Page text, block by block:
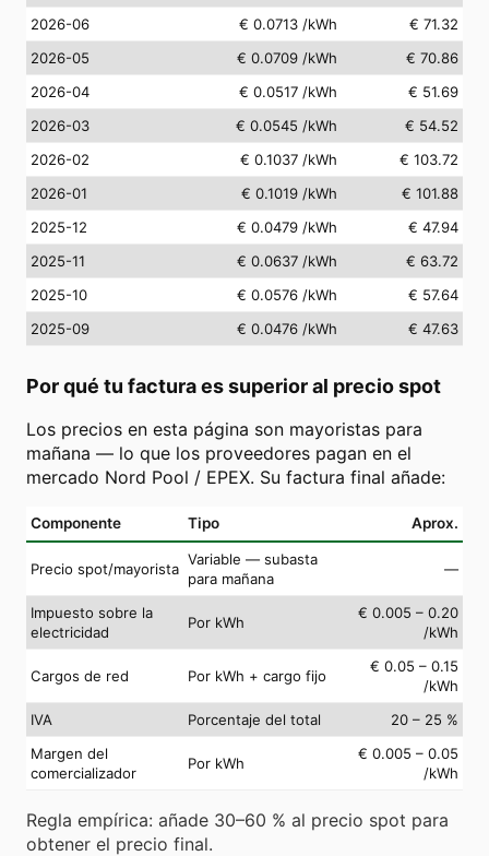
2026-06
€ 0.0713 /kWh
€ 71.32
2026-05
€ 0.0709 /kWh
€ 70.86
2026-04
€ 0.0517 /kWh
€ 51.69
2026-03
€ 0.0545 /kWh
€ 54.52
2026-02
€ 0.1037 /kWh
€ 103.72
2026-01
€ 0.1019 /kWh
€ 101.88
2025-12
€ 0.0479 /kWh
€ 47.94
2025-11
€ 0.0637 /kWh
€ 63.72
2025-10
€ 0.0576 /kWh
€ 57.64
2025-09
€ 0.0476 /kWh € 47.63
Por qué tu factura es superior al precio spot
Los precios en esta página son mayoristas para
mañana — lo que los proveedores pagan en el
mercado Nord Pool / EPEX. Su factura final añade:
Componente Tipo Aprox.
Precio spot/mayorista
Variable — subasta
para mañana
—
Impuesto sobre la
electricidad
Por kWh
€ 0.005 – 0.20
/kWh
Cargos de red Por kWh + cargo fijo
€ 0.05 – 0.15
/kWh
IVA
Porcentaje del total
20 – 25 %
Margen del
comercializador
Por kWh
€ 0.005 – 0.05
/kWh
Regla empírica: añade 30–60 % al precio spot para
obtener el precio final.